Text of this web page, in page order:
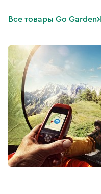
Все товары Go Garden